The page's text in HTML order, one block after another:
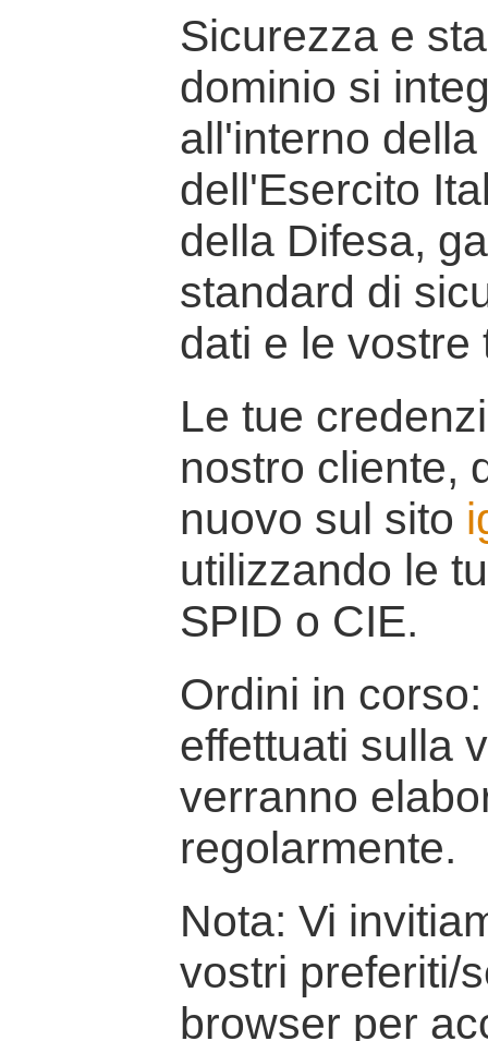
Sicurezza e
dominio si
all'interno
dell'Esercito
della Difesa,
standard di
dati e le vostre
Le tue
nostro cliente,
nuovo sul sito
utilizzando le
SPID o CIE.
Ordini in
effettuati sulla
verranno
regolarmente.
Nota: Vi
vostri preferiti/
browser per